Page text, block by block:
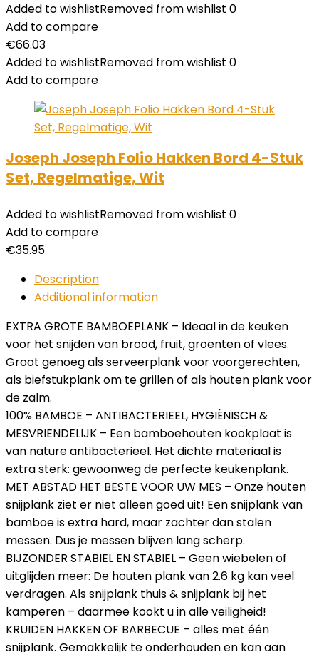
Added to wishlistRemoved from wishlist 0
Add to compare
€66.03
Added to wishlistRemoved from wishlist 0
Add to compare
Joseph Joseph Folio Hakken Bord 4-Stuk
Set, Regelmatige, Wit
Added to wishlistRemoved from wishlist 0
Add to compare
€35.95
Description
Additional information
EXTRA GROTE BAMBOEPLANK – Ideaal in de keuken
voor het snijden van brood, fruit, groenten of vlees.
Groot genoeg als serveerplank voor voorgerechten,
als biefstukplank om te grillen of als houten plank voor
de zalm.
100% BAMBOE – ANTIBACTERIEEL, HYGIËNISCH &
MESVRIENDELIJK – Een bamboehouten kookplaat is
van nature antibacterieel. Het dichte materiaal is
extra sterk: gewoonweg de perfecte keukenplank.
MET ABSTAD HET BESTE VOOR UW MES – Onze houten
snijplank ziet er niet alleen goed uit! Een snijplank van
bamboe is extra hard, maar zachter dan stalen
messen. Dus je messen blijven lang scherp.
BIJZONDER STABIEL EN STABIEL – Geen wiebelen of
uitglijden meer: De houten plank van 2.6 kg kan veel
verdragen. Als snijplank thuis & snijplank bij het
kamperen – daarmee kookt u in alle veiligheid!
KRUIDEN HAKKEN OF BARBECUE – alles met één
snijplank. Gemakkelijk te onderhouden en kan aan